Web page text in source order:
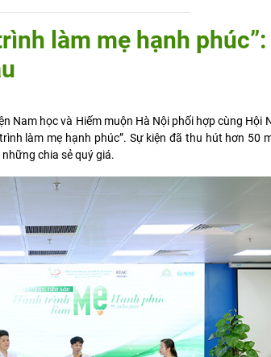
làm mẹ hạnh
Nam học và Hiếm muộn Hà Nội phối hợp cùng Hội
làm mẹ hạnh phúc”. Sự kiện đã thu hút hơn 50
chia sẻ quý giá.